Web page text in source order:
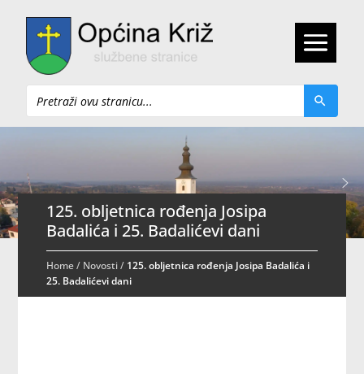
Pretraži
125. obljetnica rođenja Josipa
Badalića i 25. Badalićevi dani
Home/ Novosti/ 125. obljetnica rođenja Josipa Badalića i
25. Badalićevi dani